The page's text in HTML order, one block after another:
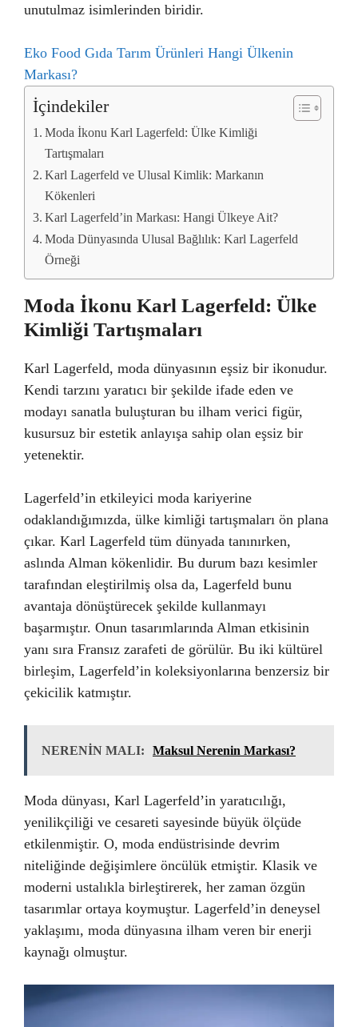
unutulmaz isimlerinden biridir.
Eko Food Gıda Tarım Ürünleri Hangi Ülkenin
Markası?
İçindekiler
Moda İkonu Karl Lagerfeld: Ülke Kimliği
Tartışmaları
Karl Lagerfeld ve Ulusal Kimlik: Markanın
Kökenleri
Karl Lagerfeld’in Markası: Hangi Ülkeye Ait?
Moda Dünyasında Ulusal Bağlılık: Karl Lagerfeld
Örneği
Moda İkonu Karl Lagerfeld: Ülke
Kimliği Tartışmaları
Karl Lagerfeld, moda dünyasının eşsiz bir ikonudur.
Kendi tarzını yaratıcı bir şekilde ifade eden ve
modayı sanatla buluşturan bu ilham verici figür,
kusursuz bir estetik anlayışa sahip olan eşsiz bir
yetenektir.
Lagerfeld’in etkileyici moda kariyerine
odaklandığımızda, ülke kimliği tartışmaları ön plana
çıkar. Karl Lagerfeld tüm dünyada tanınırken,
aslında Alman kökenlidir. Bu durum bazı kesimler
tarafından eleştirilmiş olsa da, Lagerfeld bunu
avantaja dönüştürecek şekilde kullanmayı
başarmıştır. Onun tasarımlarında Alman etkisinin
yanı sıra Fransız zarafeti de görülür. Bu iki kültürel
birleşim, Lagerfeld’in koleksiyonlarına benzersiz bir
çekicilik katmıştır.
NERENİN MALI: Maksul Nerenin Markası?
Moda dünyası, Karl Lagerfeld’in yaratıcılığı,
yenilikçiliği ve cesareti sayesinde büyük ölçüde
etkilenmiştir. O, moda endüstrisinde devrim
niteliğinde değişimlere öncülük etmiştir. Klasik ve
moderni ustalıkla birleştirerek, her zaman özgün
tasarımlar ortaya koymuştur. Lagerfeld’in deneysel
yaklaşımı, moda dünyasına ilham veren bir enerji
kaynağı olmuştur.